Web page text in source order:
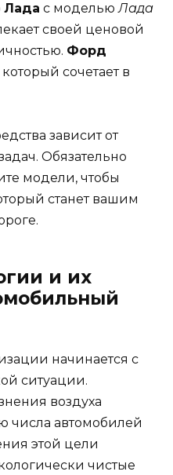
Лада с модельюЛада
своей ценовой
Форд
который сочетает в
зависит от
Обязательно
модели, чтобы
станет вашим
и их
начинается с
ситуации.
воздуха
числа автомобилей
этой цели
чистые